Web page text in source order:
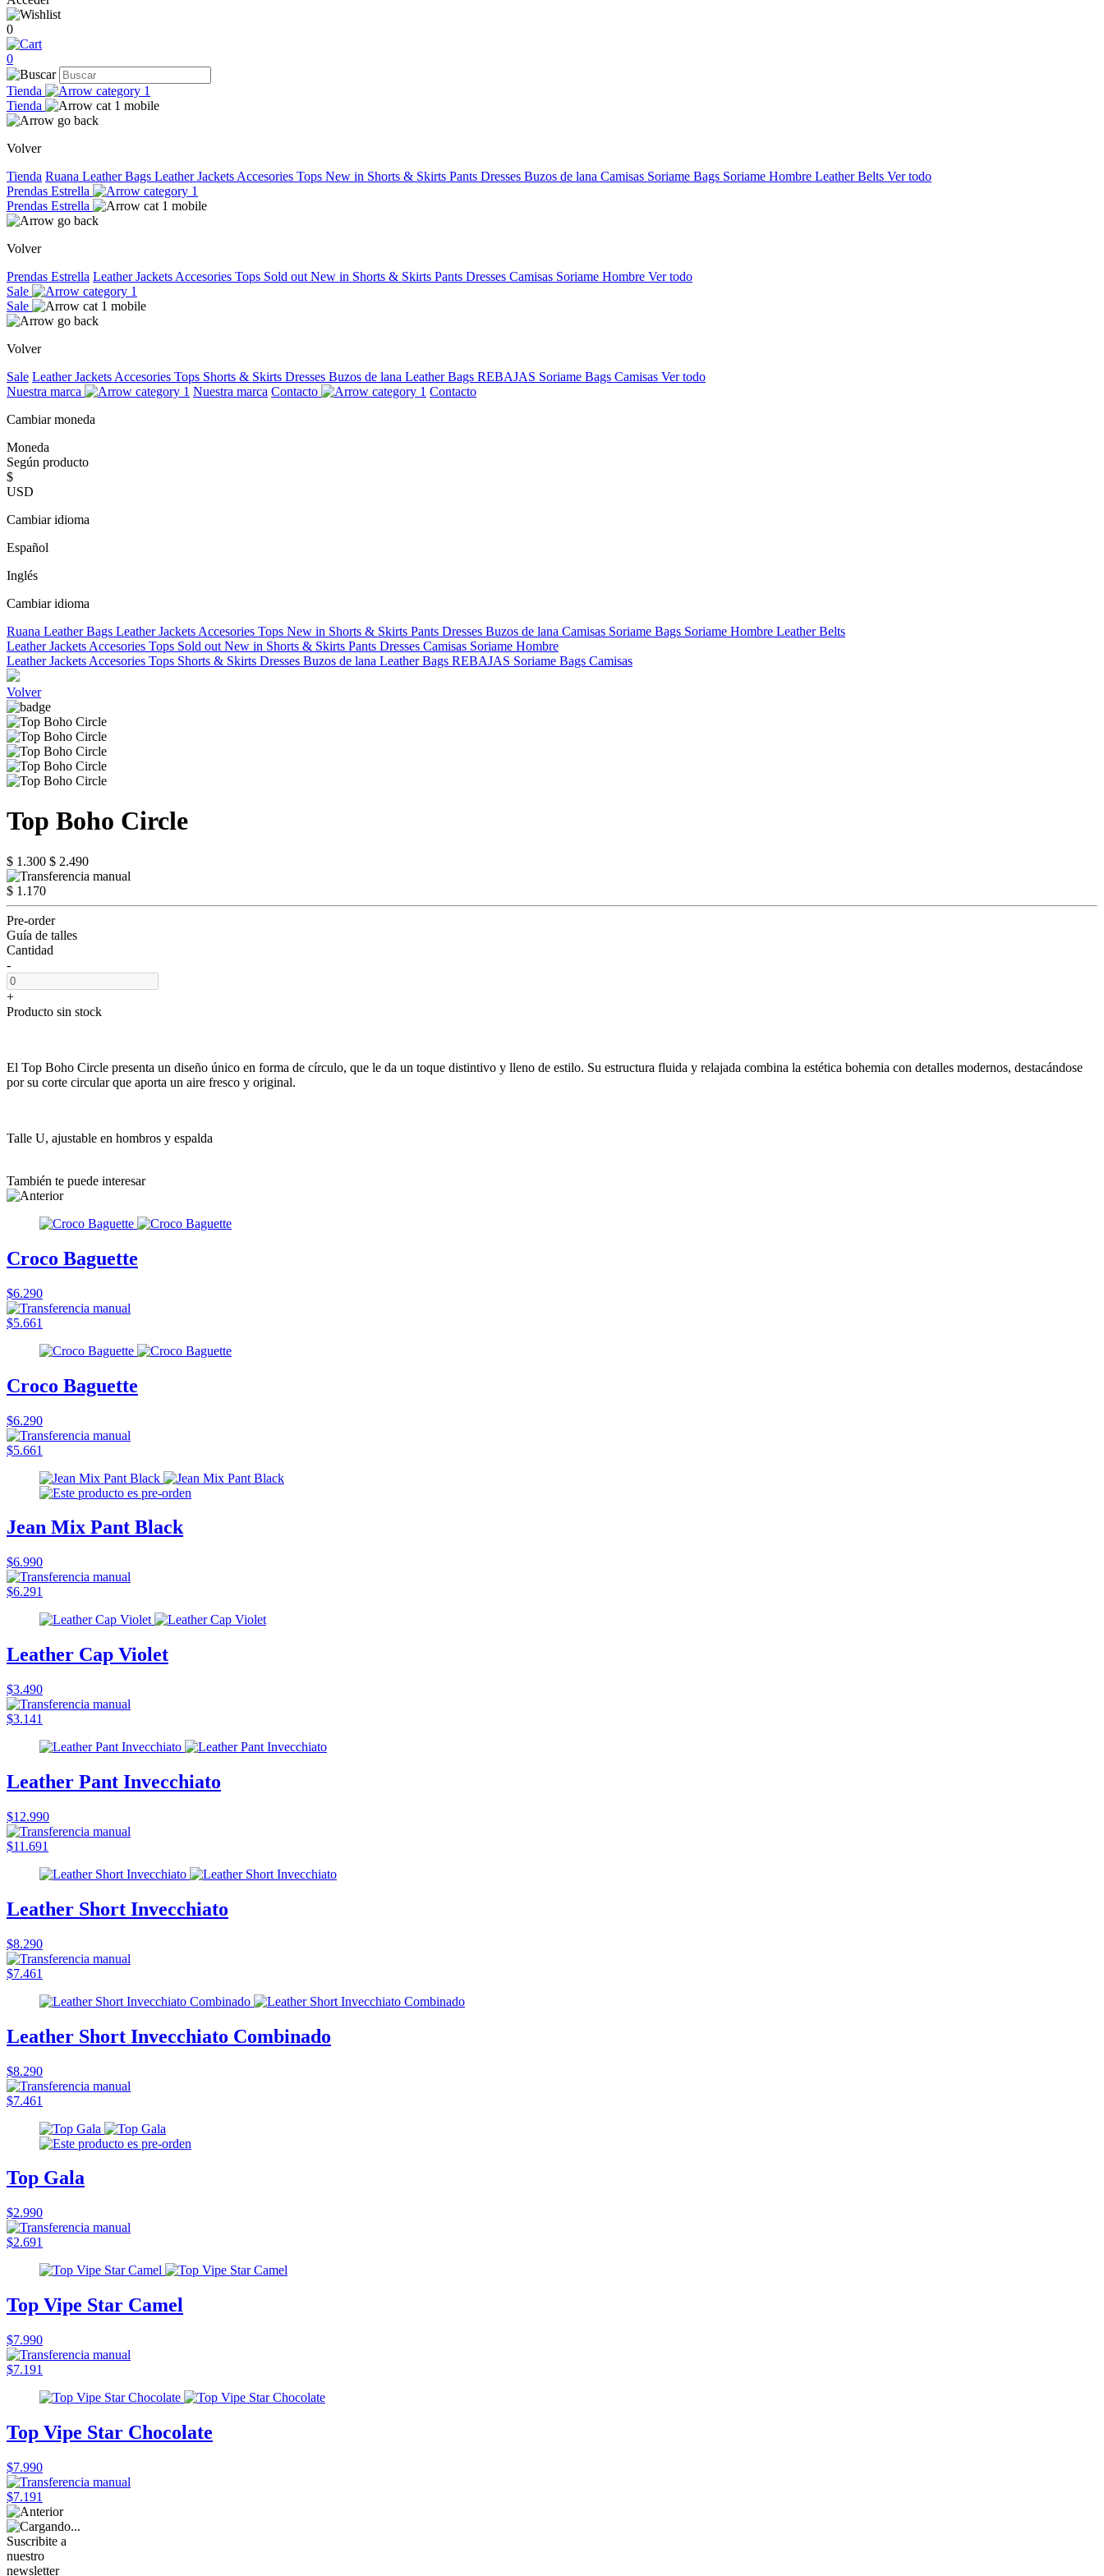
0
0
Tienda
Tienda
Volver
Tienda Ruana Leather Bags Leather Jackets Accesories Tops New in Shorts & Skirts Pants Dresses Buzos de lana Camisas Soriame Bags Soriame Hombre Leather Belts Ver todo
Prendas Estrella
Prendas Estrella
Volver
Prendas Estrella Leather Jackets Accesories Tops Sold out New in Shorts & Skirts Pants Dresses Camisas Soriame Hombre Ver todo
Sale
Sale
Volver
Sale Leather Jackets Accesories Tops Shorts & Skirts Dresses Buzos de lana Leather Bags REBAJAS Soriame Bags Camisas Ver todo
Nuestra marca
Nuestra marca Contacto
Contacto
Cambiar moneda
Moneda
Según producto
$
USD
Cambiar idioma
Español
Inglés
Cambiar idioma
Ruana Leather Bags Leather Jackets Accesories Tops New in Shorts & Skirts Pants Dresses Buzos de lana Camisas Soriame Bags Soriame Hombre Leather Belts
Leather Jackets Accesories Tops Sold out New in Shorts & Skirts Pants Dresses Camisas Soriame Hombre
Leather Jackets Accesories Tops Shorts & Skirts Dresses Buzos de lana Leather Bags REBAJAS Soriame Bags Camisas
Volver
Top Boho Circle
$ 1.300 $ 2.490
$ 1.170
Pre-order
Guía de talles
Cantidad
-
+
Producto sin stock
El Top Boho Circle presenta un diseño único en forma de círculo, que le da un toque distintivo y lleno de estilo. Su estructura fluida y relajada combina la estética bohemia con detalles modernos, destacándose
por su corte circular que aporta un aire fresco y original.
Talle U, ajustable en hombros y espalda
También te puede interesar
Croco Baguette
$6.290
$5.661
Croco Baguette
$6.290
$5.661
Jean Mix Pant Black
$6.990
$6.291
Leather Cap Violet
$3.490
$3.141
Leather Pant Invecchiato
$12.990
$11.691
Leather Short Invecchiato
$8.290
$7.461
Leather Short Invecchiato Combinado
$8.290
$7.461
Top Gala
$2.990
$2.691
Top Vipe Star Camel
$7.990
$7.191
Top Vipe Star Chocolate
$7.990
$7.191
Suscribite a
nuestro
newsletter